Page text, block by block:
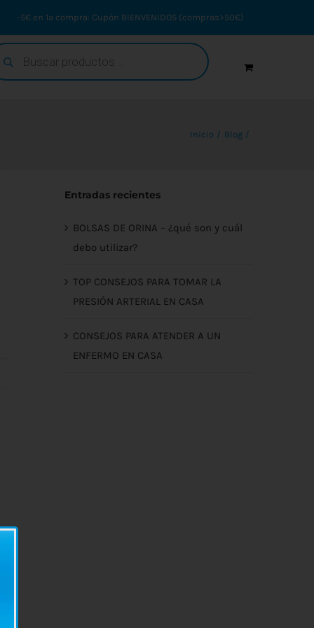
-5€ en 1ª compra: Cupón BIENVENIDO5 (compras>50€)
Inicio Blog
Entradas recientes
BOLSAS DE ORINA – ¿qué son y cuál
debo utilizar?
TOP CONSEJOS PARA TOMAR LA
PRESIÓN ARTERIAL EN CASA
CONSEJOS PARA ATENDER A UN
ENFERMO EN CASA